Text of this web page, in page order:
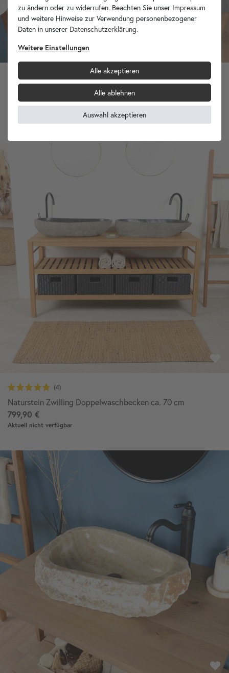
Marmor Waschbecken KOTAK 70 cm grau flach
Armaturenloch
Naturstein Zwilling Doppelwaschbecken ca. 70 cm
799,90 €
Aktuell nicht verfügbar
zu ändern oder zu widerrufen. Beachten Sie unser Impressum
und weitere Hinweise zur Verwendung personenbezogener
Daten in unserer Daten­schutz­erklärung.
Weitere Einstellungen
Alle akzeptieren
Alle ablehnen
Auswahl akzeptieren